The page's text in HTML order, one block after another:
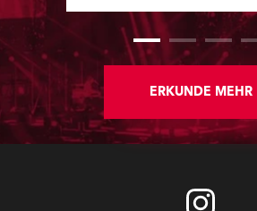
and energy that make Africa
amazing!
ERKUNDE MEHR